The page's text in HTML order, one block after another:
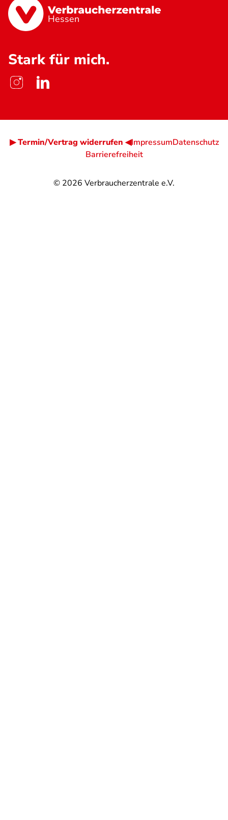
Hessen
Stark für mich.
© 2026 Verbraucherzentrale e.V.
▶ Termin/Vertrag widerrufen ◀ImpressumDatenschutz
Barrierefreiheit